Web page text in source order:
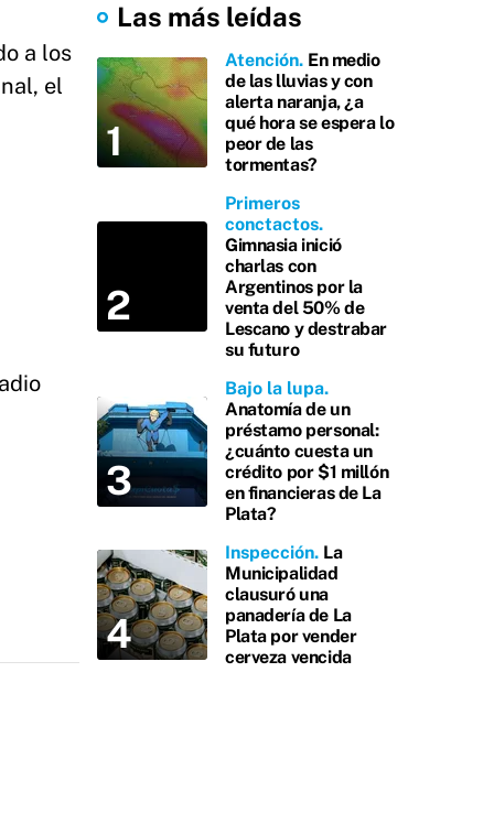
a los
el
Las más leídas
Atención En medio
de las lluvias y con
alerta naranja, ¿a
qué hora se espera lo
peor de las
tormentas?
Primeros
conctactos
Gimnasia inició
charlas con
Argentinos por la
venta del 50% de
Lescano y destrabar
su futuro
Bajo la lupa
Anatomía de un
préstamo personal:
¿cuánto cuesta un
crédito por $1 millón
en financieras de La
Plata?
Inspección La
Municipalidad
clausuró una
panadería de La
Plata por vender
cerveza vencida